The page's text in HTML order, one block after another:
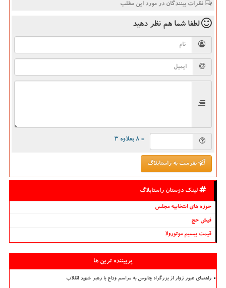
نظرات بینندگان در مورد این مطلب
لطفا شما هم نظر دهید
= ۸ بعلاوه ۳
بفرست به راستابلاگ
لینک دوستان راستابلاگ
حوزه های انتخابیه مجلس
فیش حج
قیمت بیسیم موتورولا
پربیننده ترین ها
راهنمای عبور زوار از بزرگراه چالوس به مراسم وداع با رهبر شهید انقلاب